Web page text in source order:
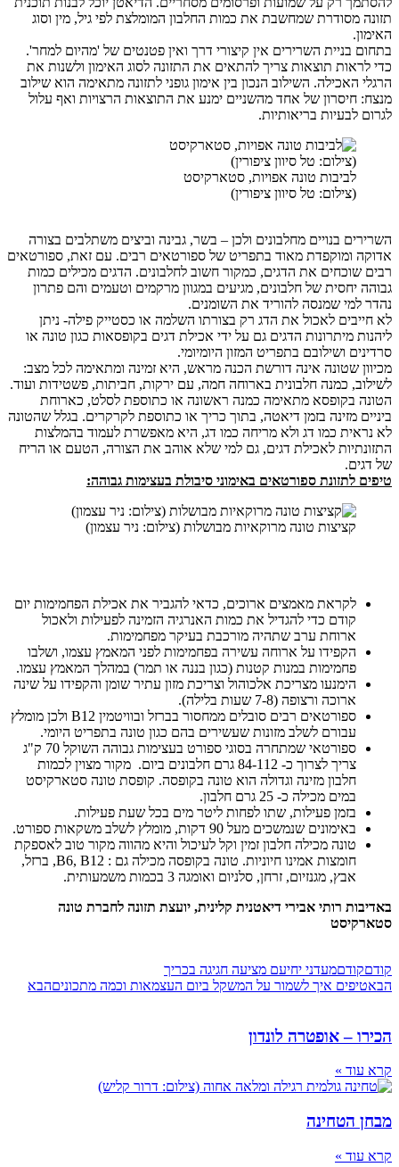
תזונה מסודרת שמחשבת את כמות החלבון המומלצת לפי גיל, מין וסוג
האימון.
בתחום בניית השרירים אין קיצורי דרך ואין פטנטים של 'מהיום למחר'.
כדי לראות תוצאות צריך להתאים את התזונה לסוג האימון ולשנות את
הרגלי האכילה. השילוב הנכון בין אימון גופני לתזונה מתאימה הוא שילוב
מנצח: חיסרון של אחד מהשניים ימנע את התוצאות הרצויות ואף עלול
לגרום לבעיות בריאותיות.
לביבות טונה אפויות, סטארקיסט
(צילום: טל סיוון ציפורין)
השרירים בנויים מחלבונים ולכן – בשר, גבינה וביצים משתלבים בצורה
אדוקה ומוקפדת מאוד בתפריט של ספורטאים רבים. עם זאת, ספורטאים
רבים שוכחים את הדגים, כמקור חשוב לחלבונים. הדגים מכילים כמות
גבוהה יחסית של חלבונים, מגיעים במגוון מרקמים וטעמים והם פתרון
נהדר למי שמנסה להוריד את השומנים.
לא חייבים לאכול את הדג רק בצורתו השלמה או כסטייק פילה- ניתן
ליהנות מיתרונות הדגים גם על ידי אכילת דגים בקופסאות כגון טונה או
סרדינים ושילובם בתפריט המזון היומיומי.
מכיוון שטונה אינה דורשת הכנה מראש, היא זמינה ומתאימה לכל מצב:
לשילוב, כמנה חלבונית בארוחה חמה, עם ירקות, חביתות, פשטידות ועוד.
הטונה בקופסא מתאימה כמנה ראשונה או כתוספת לסלט, כארוחת
ביניים מזינה בזמן דיאטה, בתוך כריך או כתוספת לקרקרים. בגלל שהטונה
לא נראית כמו דג ולא מריחה כמו דג, היא מאפשרת לעמוד בהמלצות
התזונתיות לאכילת דגים, גם למי שלא אוהב את הצורה, הטעם או הריח
של דגים.
טיפים לתזונת ספורטאים באימוני סיבולת בעצימות גבוהה:
קציצות טונה מרוקאיות מבושלות (צילום: ניר עצמון)
לקראת מאמצים ארוכים, כדאי להגביר את אכילת הפחמימות יום
קודם כדי להגדיל את כמות האנרגיה הזמינה לפעילות ולאכול
ארוחת ערב שתהיה מורכבת בעיקר מפחמימות.
הקפידו על ארוחה עשירה בפחמימות לפני המאמץ עצמו, ושלבו
פחמימות במנות קטנות (כגון בננה או תמר) במהלך המאמץ עצמו.
הימנעו מצריכת אלכוהול וצריכת מזון עתיר שומן והקפידו על שינה
ארוכה ורצופה (7-8 שעות בלילה).
ספורטאים רבים סובלים ממחסור בברזל ובוויטמין B12 ולכן מומלץ
עבורם לשלב מזונות שעשירים בהם כגון טונה בתפריט היומי.
ספורטאי שמתחרה בסוגי ספורט בעצימות גבוהה השוקל 70 ק"ג
צריך לצרוך כ- 84-112 גרם חלבונים ביום. מקור מצוין לכמות
חלבון מזינה וגדולה הוא טונה בקופסה. קופסת טונה סטארקיסט
במים מכילה כ- 25 גרם חלבון.
בזמן פעילות, שתו לפחות ליטר מים בכל שעת פעילות.
באימונים שנמשכים מעל 90 דקות, מומלץ לשלב משקאות ספורט.
טונה מכילה חלבון זמין וקל לעיכול והיא מהווה מקור טוב לאספקת
חומצות אמינו חיוניות. טונה בקופסה מכילה גם : B6, B12, ברזל,
אבץ, מגנזיום, זרחן, סלניום ואומגה 3 בכמות משמעותית.
באדיבות רותי אבירי דיאטנית קלינית, יועצת תזונה לחברת טונה
סטארקיסט
קודםקודםמעדני יחיעם מציעה חגיגה בכריך
הבאטיפים איך לשמור על המשקל ביום העצמאות וכמה מתכוניםהבא
הכירו – אופטרה לונדון
קרא עוד »
מבחן הטחינה
קרא עוד »